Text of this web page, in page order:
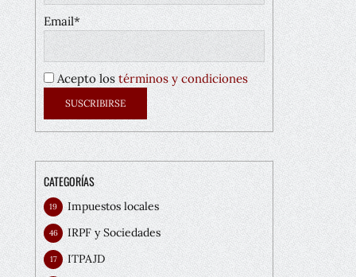
Email*
Acepto lostérminos y condiciones
CATEGORÍAS
Impuestos locales
19
IRPF y Sociedades
46
ITPAJD
17